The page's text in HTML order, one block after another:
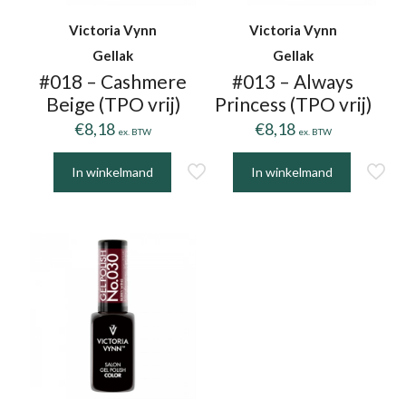
Victoria Vynn
Gellak
#018 – Cashmere
Beige (TPO vrij)
€8,18 ex. BTW
In winkelmand
Victoria Vynn
Gellak
#013 – Always
Princess (TPO vrij)
€8,18 ex. BTW
In winkelmand